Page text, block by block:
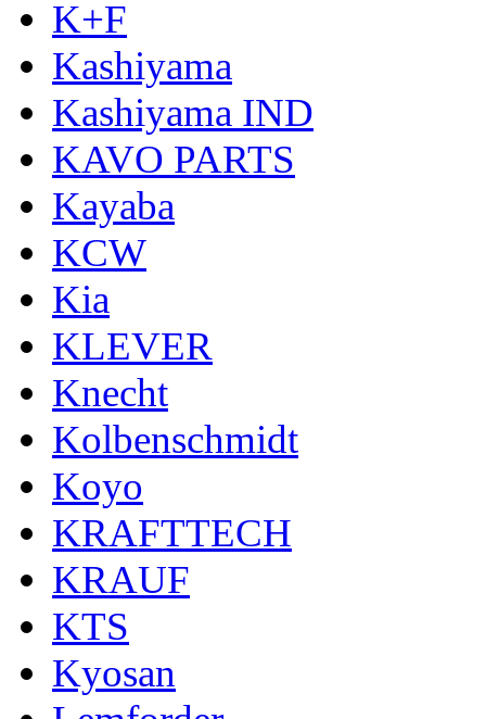
K+F
Kashiyama
Kashiyama IND
KAVO PARTS
Kayaba
KCW
Kia
KLEVER
Knecht
Kolbenschmidt
Koyo
KRAFTTECH
KRAUF
KTS
Kyosan